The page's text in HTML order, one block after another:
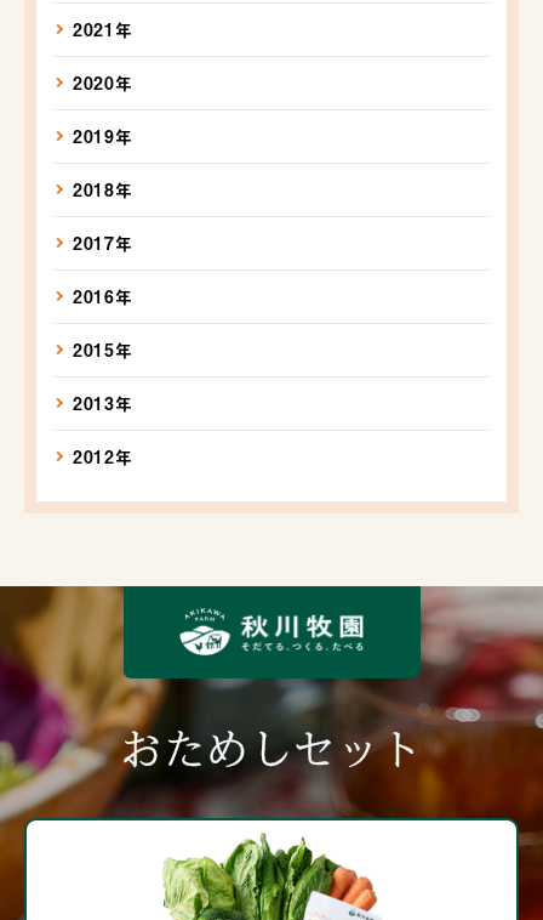
2021年
2020年
2019年
2018年
2017年
2016年
2015年
2013年
2012年
おためしセット